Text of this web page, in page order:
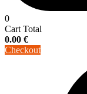
0
Cart Total
0.00 €
Checkout